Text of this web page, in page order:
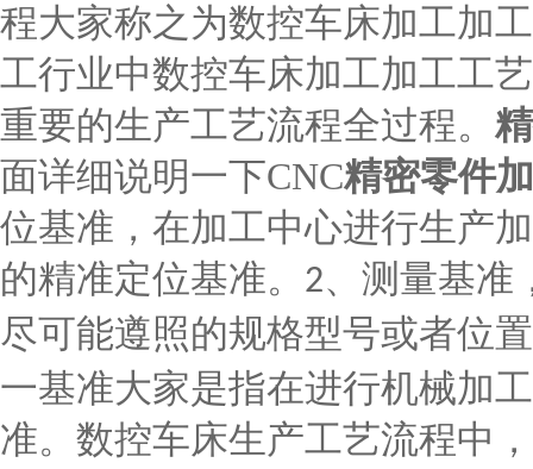
程大家称之为数控车床加工加
工行业中数控车床加工加工工
重要的生产工艺流程全过程。
面详细说明一下CNC精密零件
位基准，在加工中心进行生产
的精准定位基准。 2、测量基准
尽可能遵照的规格型号或者位
一基准大家是指在进行机械加
准。数控车床生产工艺流程中